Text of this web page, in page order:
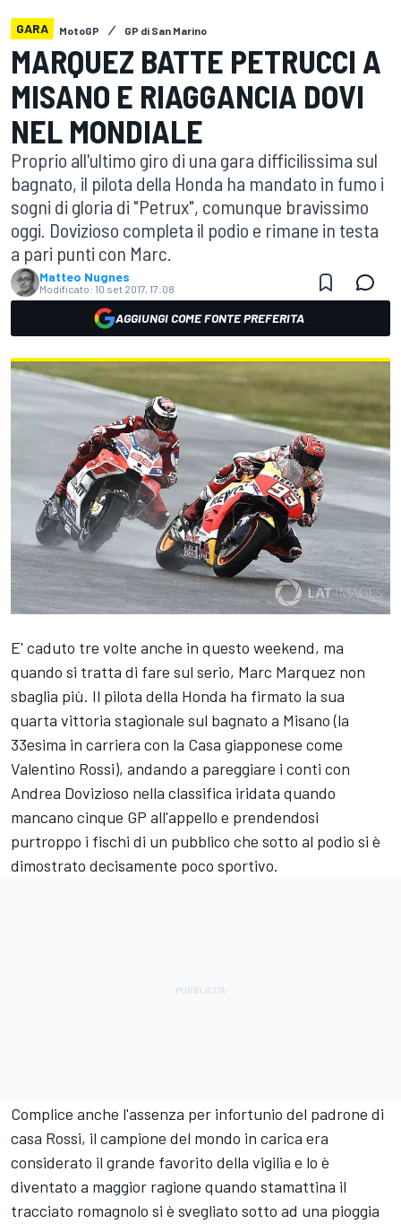
GARA MotoGP GP di San Marino
MARQUEZ BATTE PETRUCCI A
MISANO E RIAGGANCIA DOVI
NEL MONDIALE
Proprio all'ultimo giro di una gara difficilissima sul
bagnato, il pilota della Honda ha mandato in fumo i
sogni di gloria di "Petrux", comunque bravissimo
oggi. Dovizioso completa il podio e rimane in testa
a pari punti con Marc.
Matteo Nugnes
Modificato: 10 set 2017, 17:08
AGGIUNGI COME FONTE PREFERITA
E' caduto tre volte anche in questo weekend, ma
quando si tratta di fare sul serio, Marc Marquez non
sbaglia più. Il pilota della Honda ha firmato la sua
quarta vittoria stagionale sul bagnato a Misano (la
33esima in carriera con la Casa giapponese come
Valentino Rossi), andando a pareggiare i conti con
Andrea Dovizioso nella classifica iridata quando
mancano cinque GP all'appello e prendendosi
purtroppo i fischi di un pubblico che sotto al podio si è
dimostrato decisamente poco sportivo.
Complice anche l'assenza per infortunio del padrone di
casa Rossi, il campione del mondo in carica era
considerato il grande favorito della vigilia e lo è
diventato a maggior ragione quando stamattina il
tracciato romagnolo si è svegliato sotto ad una pioggia